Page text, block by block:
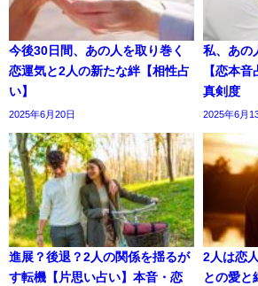
今後30日間、あの人を取り巻く
恋運気と2人の新たな絆【相性占
い】
2025年6月20日
私、あの
【恋本
真剣度
2025年6月
進展？後退？2人の関係を揺るが
す転機【片思い占い】本音・恋
2人は恋
との愛と